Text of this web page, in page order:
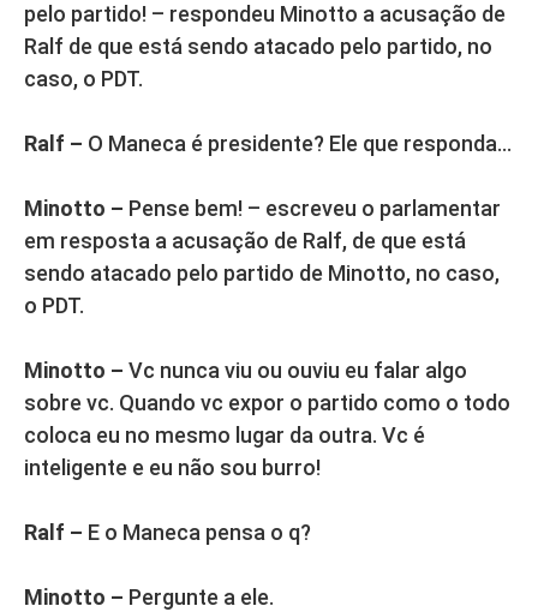
pelo partido! – respondeu Minotto a acusação de
Ralf de que está sendo atacado pelo partido, no
caso, o PDT.
Ralf – O Maneca é presidente? Ele que responda…
Minotto – Pense bem! – escreveu o parlamentar
em resposta a acusação de Ralf, de que está
sendo atacado pelo partido de Minotto, no caso,
o PDT.
Minotto – Vc nunca viu ou ouviu eu falar algo
sobre vc. Quando vc expor o partido como o todo
coloca eu no mesmo lugar da outra. Vc é
inteligente e eu não sou burro!
Ralf – E o Maneca pensa o q?
Minotto – Pergunte a ele.